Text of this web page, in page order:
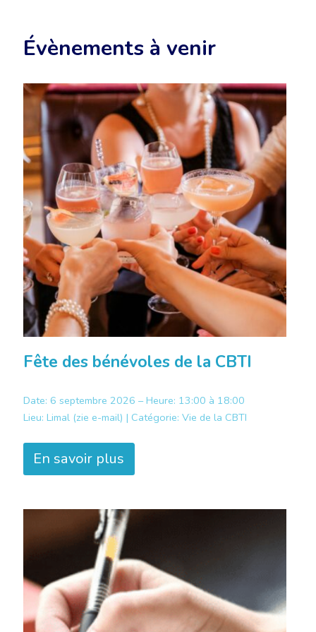
Évènements à venir
Fête des bénévoles de la CBTI
Date: 6 septembre 2026 – Heure: 13:00 à 18:00
Lieu: Limal (zie e-mail) | Catégorie: Vie de la CBTI
En savoir plus